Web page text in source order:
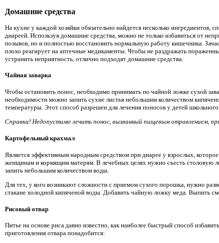
Домашние средства
На кухне у каждой хозяйки обязательно найдется несколько ингредиентов,
диареей. Используя домашние средства, можно не только избавиться от
позывов, но и полностью восстановить нормальную работу кишечника.
плохо реагирует на аптечные медикаменты. Чтобы не раздражать
устранить неприятность, отлично подходят домашние средства.
Чайная заварка
Чтобы остановить понос, необходимо принимать по чайной ложке сухой
необходимости можно запить сухие листья небольшим количеством
температуры. Этот способ разрешен для лечения поносов у детей школьного
Справка! Недопустимо лечить понос, вызванный пищевым отравлением,
Картофельный крахмал
Является эффективным народным средством при диарее у взрослых,
женщинам и кормящим матерям. В лечебных целях нужно съесть столовую
запить небольшим количеством воды.
Для тех, у кого возникают сложности с приемом сухого порошка, нужно
стакане холодной кипяченой воды. Добавить чайную ложку меда. Выпить
Рисовый отвар
Питье на основе риса давно известно, как наиболее быстрый способ
приготовления отвара понадобится: